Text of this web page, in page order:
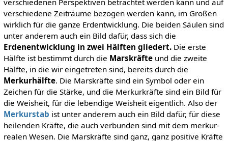
verschiedenen Perspektiven betrachtet werden kann und auf
verschiedene Zeiträume bezogen werden kann, im Großen
wirklich für die ganze Erdentwicklung. Die beiden Säulen sind
unter anderem auch ein Bild dafür, dass sich die
Erdenentwicklung in zwei Hälften gliedert.Die erste
Hälfte ist bestimmt durch die Marskräfteund die zweite
Hälfte, in die wir eingetreten sind, bereits durch die
Merkurhälfte. Die Marskräfte sind ein Symbol oder ein
Zeichen für die Stärke, und die Merkurkräfte sind ein Bild für
die Weisheit, für die lebendige Weisheit eigentlich. Also der
Merkurstab ist unter anderem auch ein Bild dafür, für diese
heilenden Kräfte, die auch verbunden sind mit dem merkur-
realen Wesen. Die Marskräfte sind ganz, ganz positive Kräfte